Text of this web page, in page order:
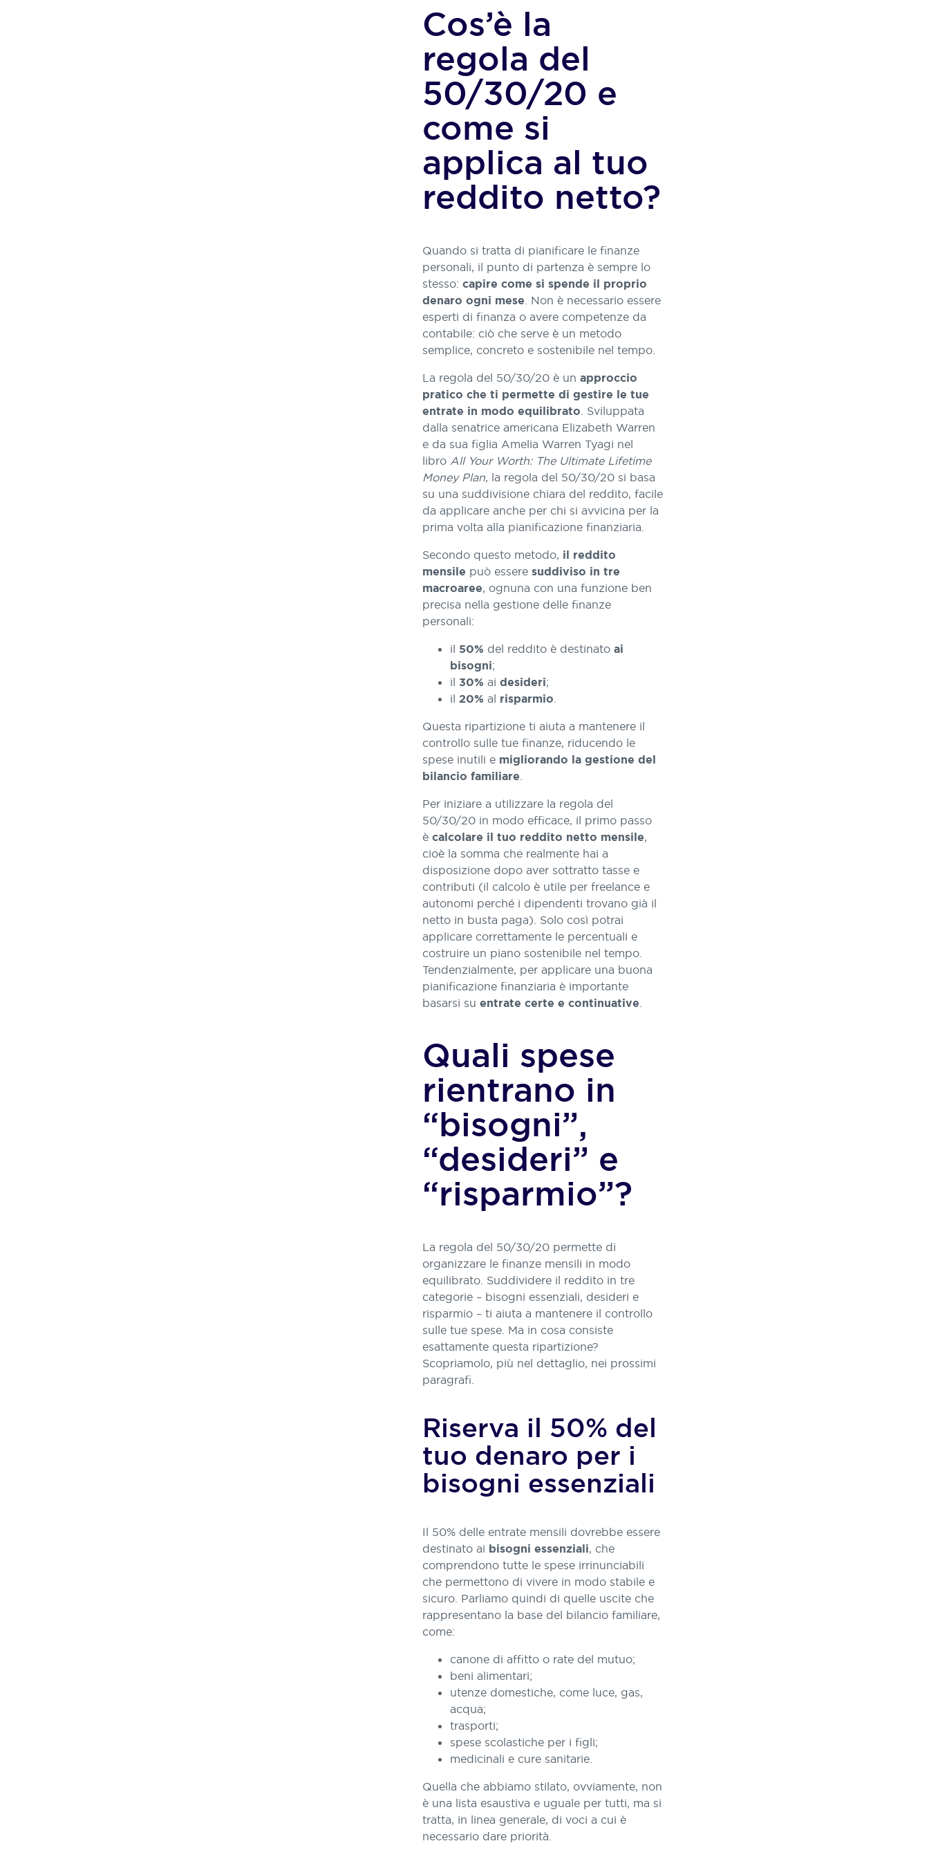
Cos’è la
regola del
50/30/20 e
come si
applica al tuo
reddito netto?
Quando si tratta di pianificare le finanze
personali, il punto di partenza è sempre lo
stesso:capire come si spende il proprio
denaro ogni mese
. Non è necessario essere
esperti di finanza o avere competenze da
contabile: ciò che serve è un metodo
semplice, concreto e sostenibile nel tempo.
La regola del 50/30/20 è unapproccio
pratico che ti permette di gestire le tue
entrate in modo equilibrato
. Sviluppata
dalla senatrice americana Elizabeth Warren
e da sua figlia Amelia Warren Tyagi nel
libro All Your Worth: The Ultimate Lifetime
Money Plan, la regola del 50/30/20 si basa
su una suddivisione chiara del reddito, facile
da applicare anche per chi si avvicina per la
prima volta alla pianificazione finanziaria.
Secondo questo metodo, il reddito
mensile può esseresuddiviso in tre
macroaree, ognuna con una funzione ben
precisa nella gestione delle finanze
personali:
il 50% del reddito è destinatoai
bisogni;
il 30% ai desideri;
il20% al risparmio
Questa ripartizione ti aiuta a mantenere il
controllo sulle tue finanze, riducendo le
spese inutili e migliorando la gestione del
bilancio familiare
Per iniziare a utilizzare la regola del
50/30/20 in modo efficace, il primo passo
ècalcolare il tuo reddito netto mensile,
cioè la somma che realmente hai a
disposizione dopo aver sottratto tasse e
contributi (il calcolo è utile per freelance e
autonomi perché i dipendenti trovano già il
netto in busta paga). Solo così potrai
applicare correttamente le percentuali e
costruire un piano sostenibile nel tempo.
Tendenzialmente, per applicare una buona
pianificazione finanziaria è importante
basarsi su entrate certe e continuative
Quali spese
rientrano in
“bisogni”,
“desideri” e
“risparmio”?
La regola del 50/30/20 permette di
organizzare le finanze mensili in modo
equilibrato. Suddividere il reddito in tre
categorie – bisogni essenziali, desideri e
risparmio – ti aiuta a mantenere il controllo
sulle tue spese. Ma in cosa consiste
esattamente questa ripartizione?
Scopriamolo, più nel dettaglio, nei prossimi
paragrafi.
Riserva il 50% del
tuo denaro per i
bisogni essenziali
Il 50% delle entrate mensili dovrebbe essere
destinato ai bisogni essenziali, che
comprendono tutte le spese irrinunciabili
che permettono di vivere in modo stabile e
sicuro. Parliamo quindi di quelle uscite che
rappresentano la base del bilancio familiare,
come:
canone di affitto o rate del mutuo;
beni alimentari;
utenze domestiche, come luce, gas,
acqua;
trasporti;
spese scolastiche per i figli;
medicinali e cure sanitarie.
Quella che abbiamo stilato, ovviamente, non
è una lista esaustiva e uguale per tutti, ma si
tratta, in linea generale, di voci a cui è
necessario dare priorità.